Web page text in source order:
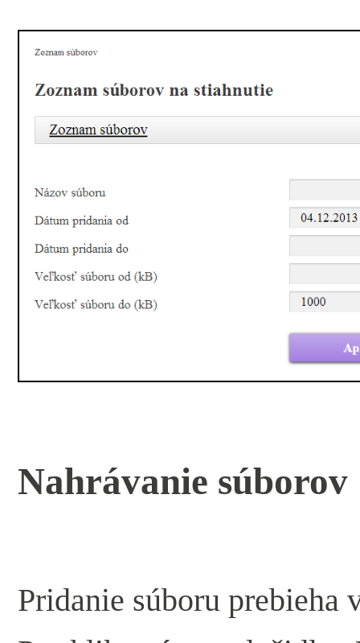
Nahrávanie súborov
Pridanie súboru prebieha